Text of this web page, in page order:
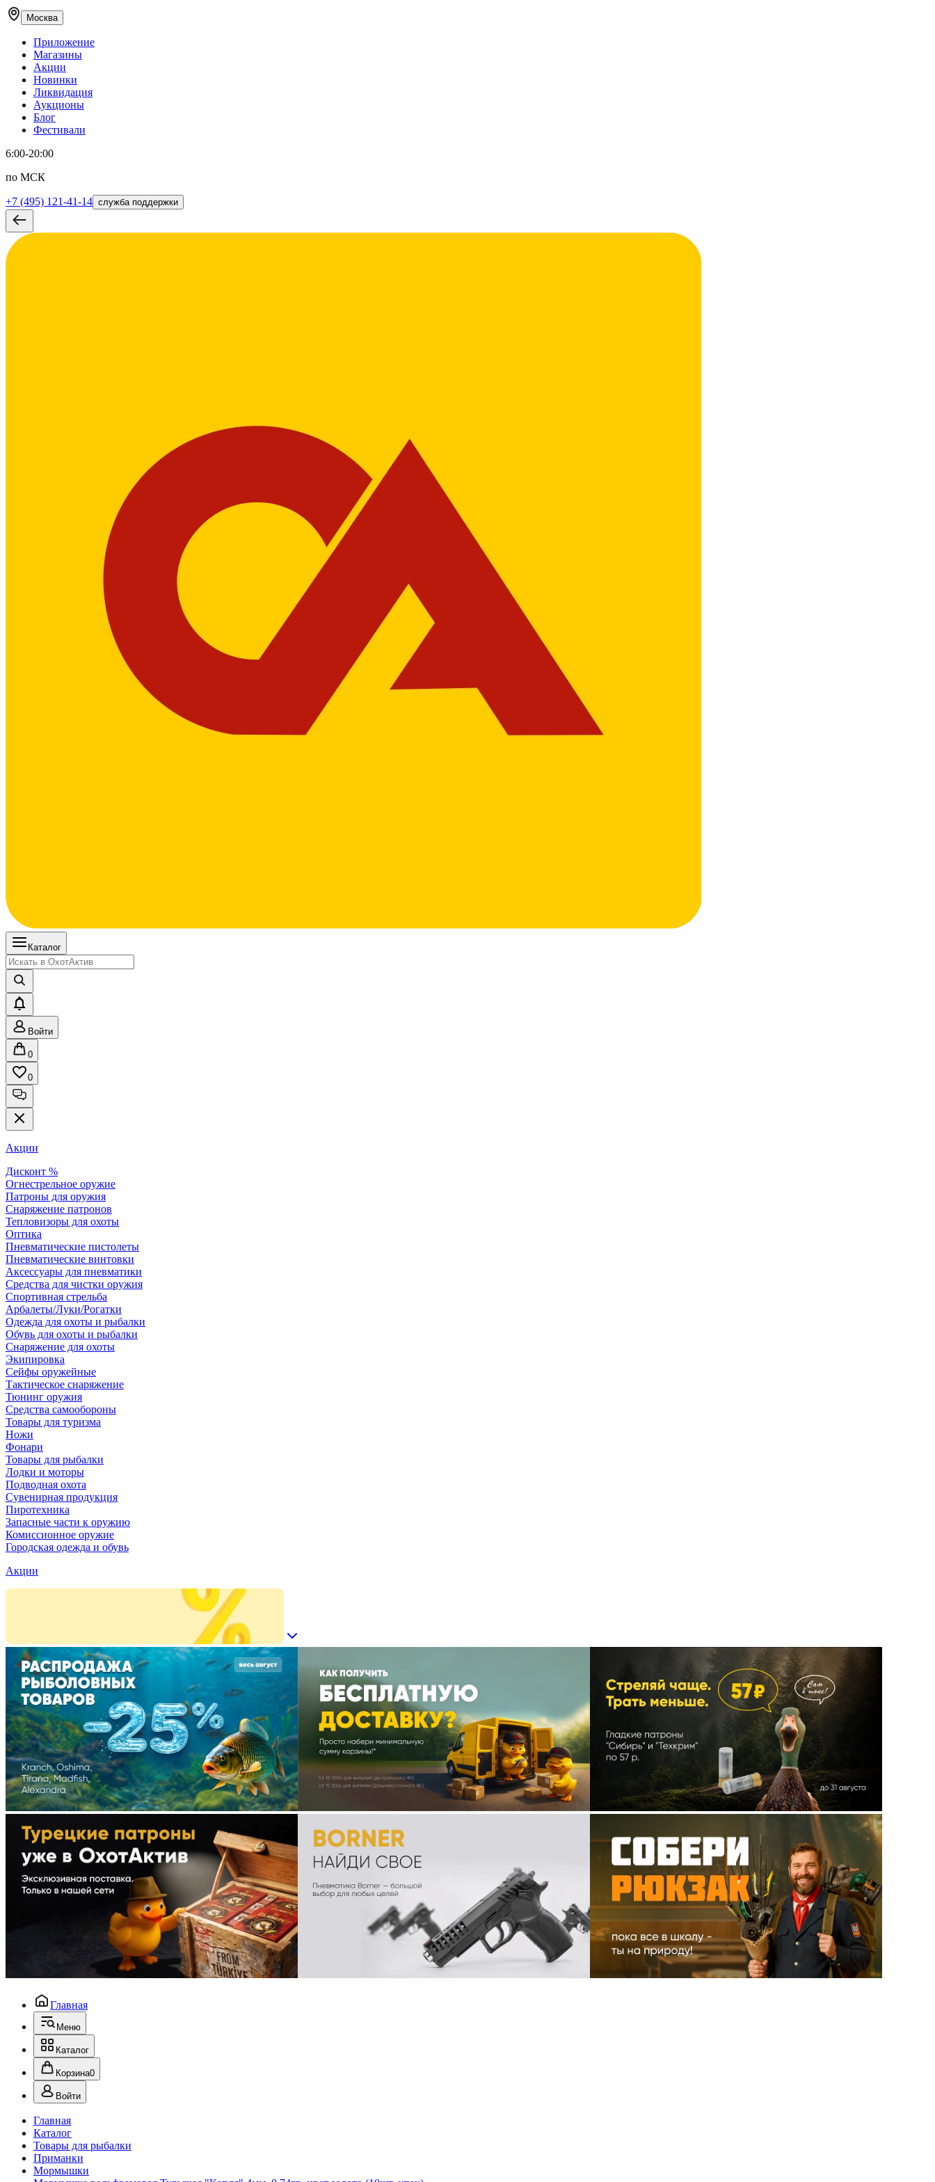
Москва
Приложение
Магазины
Акции
Новинки
Ликвидация
Аукционы
Блог
Фестивали
6:00-20:00
по МСК
+7 (495) 121-41-14 служба поддержки
Каталог
Войти
0
0
Акции
Дисконт %
Огнестрельное оружие
Патроны для оружия
Снаряжение патронов
Тепловизоры для охоты
Оптика
Пневматические пистолеты
Пневматические винтовки
Аксессуары для пневматики
Средства для чистки оружия
Спортивная стрельба
Арбалеты/Луки/Рогатки
Одежда для охоты и рыбалки
Обувь для охоты и рыбалки
Снаряжение для охоты
Экипировка
Сейфы оружейные
Тактическое снаряжение
Тюнинг оружия
Средства самообороны
Товары для туризма
Ножи
Фонари
Товары для рыбалки
Лодки и моторы
Подводная охота
Сувенирная продукция
Пиротехника
Запасные части к оружию
Комиссионное оружие
Городская одежда и обувь
Акции
Главная
Меню
Каталог
Корзина0
Войти
Главная
Каталог
Товары для рыбалки
Приманки
Мормышки